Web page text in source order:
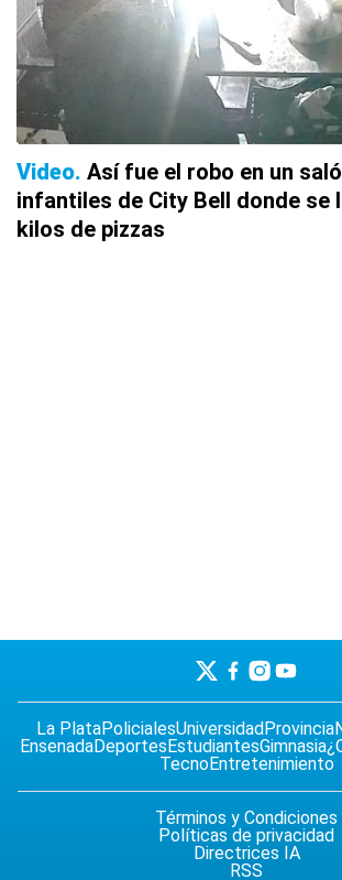
Video Así fue el robo en un
infantiles de City Bell donde se
kilos de pizzas
La PlataPolicialesUniversidadProvincia
EnsenadaDeportesEstudiantesGimnasia
TecnoEntretenimiento
Términos y Condiciones
Políticas de privacidad
Directrices IA
RSS